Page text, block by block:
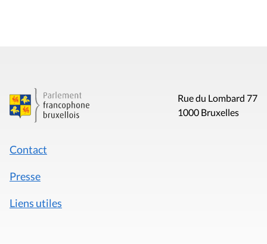
Rue du Lombard 77
1000 Bruxelles
Contact
Presse
Liens utiles